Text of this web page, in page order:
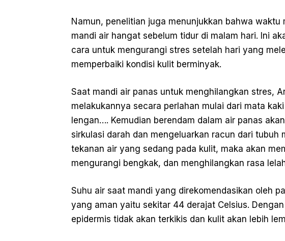
Namun, penelitian juga menunjukkan bahwa waktu
mandi air hangat sebelum tidur di malam hari. Ini
cara untuk mengurangi stres setelah hari yang
memperbaiki kondisi kulit berminyak.
Saat mandi air panas untuk menghilangkan stres,
melakukannya secara perlahan mulai dari mata
lengan…. Kemudian berendam dalam air panas
sirkulasi darah dan mengeluarkan racun dari tubuh
tekanan air yang sedang pada kulit, maka akan
mengurangi bengkak, dan menghilangkan rasa
Suhu air saat mandi yang direkomendasikan oleh
yang aman yaitu sekitar 44 derajat Celsius.
epidermis tidak akan terkikis dan kulit akan lebih